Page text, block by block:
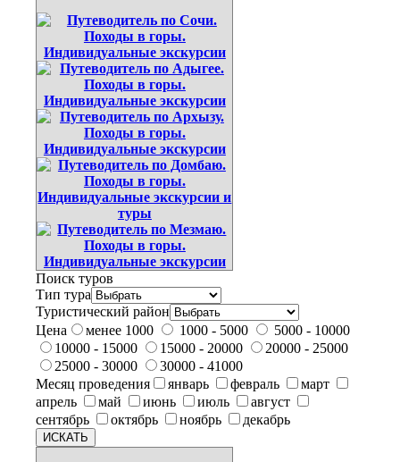
Поиск туров
Тип тура
Туристический район
Цена
менее 1000 1000 - 5000
5000 - 10000
10000 - 15000
15000 - 20000
20000 - 25000
25000 - 30000
30000 - 41000
Месяц проведения
январь февраль
март
апрель
май июнь июль
август
сентябрь
октябрь ноябрь декабрь